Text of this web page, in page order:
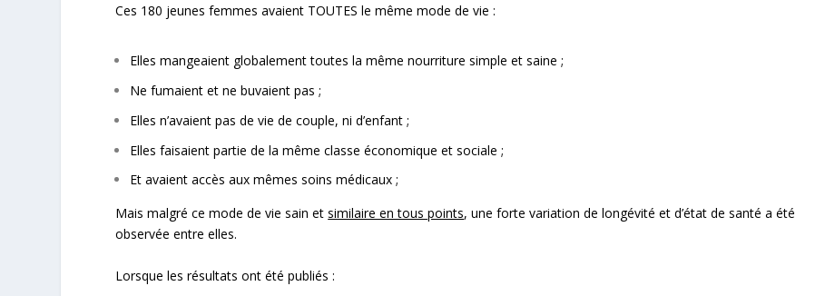
Ces 180 jeunes femmes avaient TOUTES le même mode de vie :
Elles mangeaient globalement toutes la même nourriture simple et saine ;
Ne fumaient et ne buvaient pas ;
Elles n’avaient pas de vie de couple, ni d’enfant ;
Elles faisaient partie de la même classe économique et sociale ;
Et avaient accès aux mêmes soins médicaux ;
Mais malgré ce mode de vie sain etsimilaire en tous points, une forte variation de longévité et d’état de santé a été
observée entre elles.
Lorsque les résultats ont été publiés :